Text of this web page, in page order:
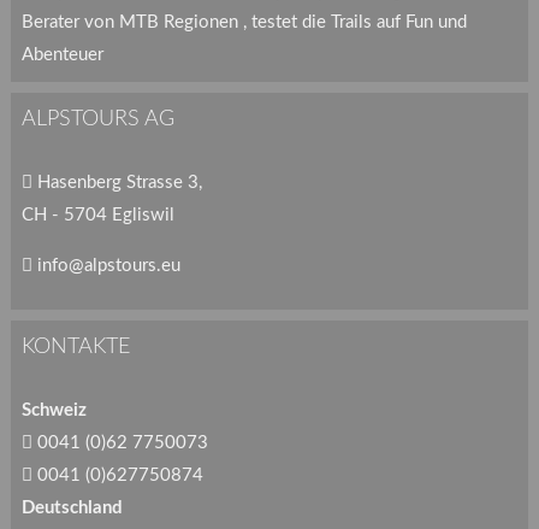
Berater von MTB Regionen , testet die Trails auf Fun und
Abenteuer
ALPSTOURS AG
Hasenberg Strasse 3,
CH - 5704 Egliswil
info@alpstours.eu
KONTAKTE
Schweiz
0041 (0)62 7750073
0041 (0)627750874
Deutschland